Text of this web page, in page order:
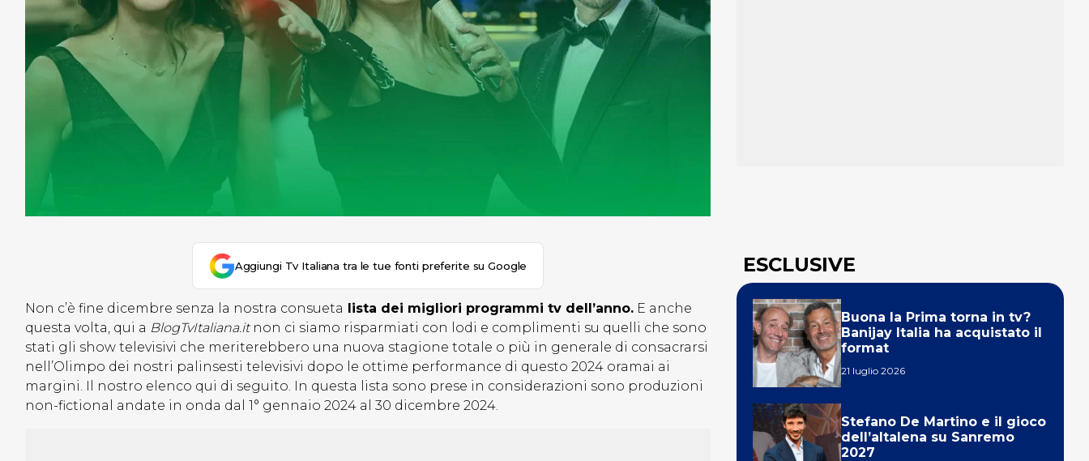
Aggiungi Tv Italiana tra le tue fonti preferite su Google
Non c’è fine dicembre senza la nostra consueta lista dei migliori programmi tv dell’anno. E anche
questa volta, qui a BlogTvItaliana.it non ci siamo risparmiati con lodi e complimenti su quelli che sono
stati gli show televisivi che meriterebbero una nuova stagione totale o più in generale di consacrarsi
nell’Olimpo dei nostri palinsesti televisivi dopo le ottime performance di questo 2024 oramai ai
margini. Il nostro elenco qui di seguito. In questa lista sono prese in considerazioni sono produzioni
non-fictional andate in onda dal 1° gennaio 2024 al 30 dicembre 2024.
ESCLUSIVE
Buona la Prima torna in tv?
Banijay Italia ha acquistato il
format
21 luglio 2026
Stefano De Martino e il gioco
dell’altalena su Sanremo
2027